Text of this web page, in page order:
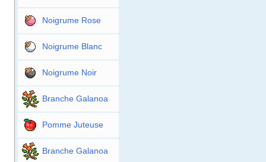
Noigrume Rose
Noigrume Blanc
Noigrume Noir
Branche Galanoa
Pomme Juteuse
Branche Galanoa